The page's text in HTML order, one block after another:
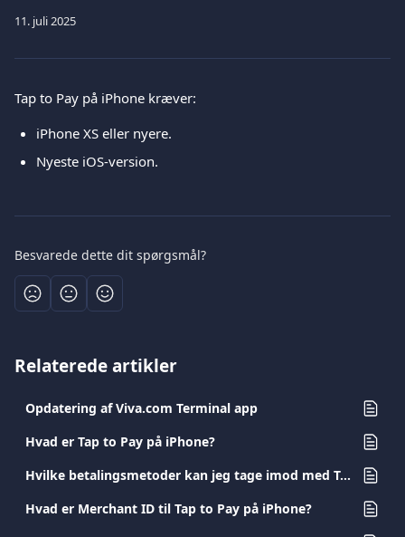
11. juli 2025
Tap to Pay på iPhone kræver:
iPhone XS eller nyere.
Nyeste iOS-version.
Besvarede dette dit spørgsmål?
Relaterede artikler
Opdatering af Viva.com Terminal app
Hvad er Tap to Pay på iPhone?
Hvilke betalingsmetoder kan jeg tage imod med Tap to Pay på iPhone og hvad koster det?
Hvad er Merchant ID til Tap to Pay på iPhone?